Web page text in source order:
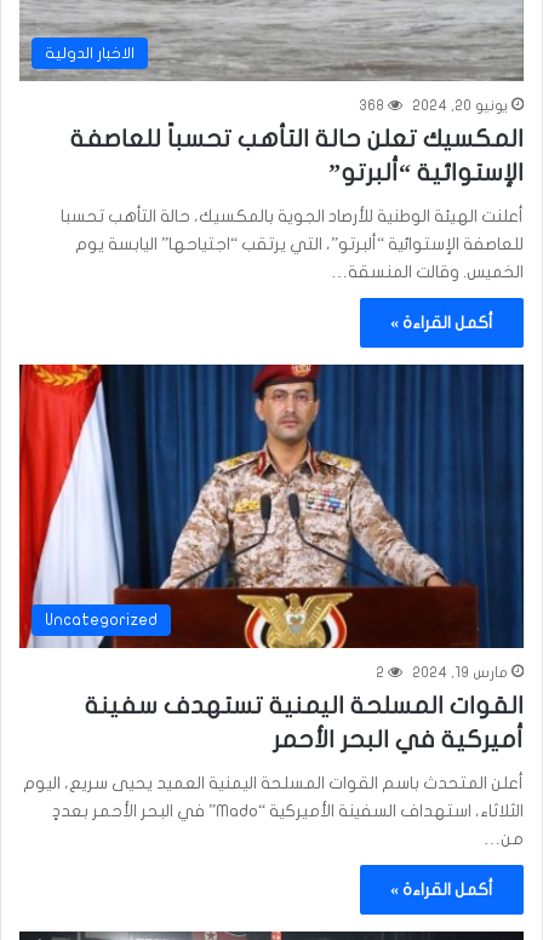
الاخبار الدولية
يونيو 20, 2024 368
المكسيك تعلن حالة التأهب تحسباً للعاصفة
الإستوائية “ألبرتو”
أعلنت الهيئة الوطنية للأرصاد الجوية بالمكسيك، حالة التأهب تحسبا
للعاصفة الإستوائية “ألبرتو”، التي يرتقب “اجتياحها” اليابسة يوم
الخميس. وقالت المنسقة…
أكمل القراءة »
Uncategorized
مارس 19, 2024 2
القوات المسلحة اليمنية تستهدف سفينة
أميركية في البحر الأحمر
أعلن المتحدث باسم القوات المسلحة اليمنية العميد يحيى سريع، اليوم
الثلاثاء، استهداف السفينة الأميركية “Mado” في البحر الأحمر بعددٍ
من…
أكمل القراءة »